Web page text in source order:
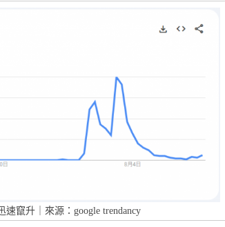
竄升｜來源：google trendancy